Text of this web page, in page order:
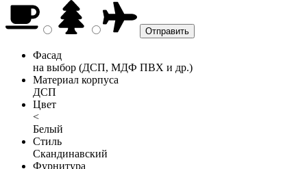
Фасад
на выбор (ДСП, МДФ ПВХ и др.)
Материал корпуса
ДСП
Цвет
<
Белый
Стиль
Скандинавский
Фурнитура